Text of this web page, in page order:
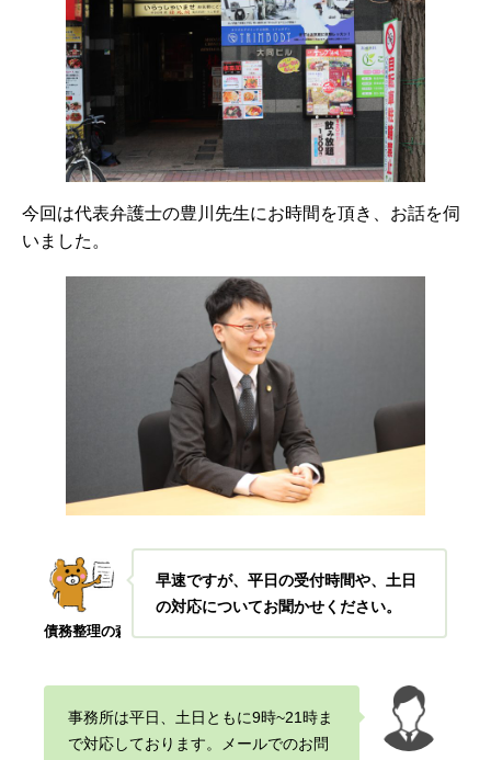
今回は代表弁護士の豊川先生にお時間を頂き、お話を伺
いました。
債務整理の森
早速ですが、平日の受付時間や、土日
の対応についてお聞かせください。
事務所は平日、土日ともに9時~21時ま
で対応しております。メールでのお問